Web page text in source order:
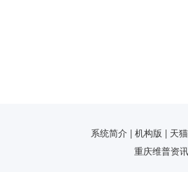
系统简介 | 机构版 | 天
重庆维普资